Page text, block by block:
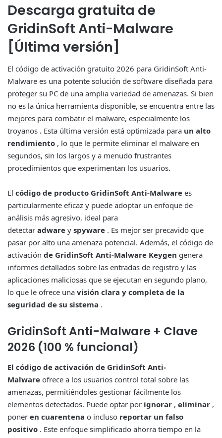
Descarga gratuita de
GridinSoft Anti-Malware
[Última versión]
El código de activación gratuito 2026 para GridinSoft Anti-
Malware es una potente solución de software diseñada para
proteger su PC de una amplia variedad de amenazas. Si bien
no es la única herramienta disponible, se encuentra entre las
mejores para combatir el malware, especialmente los
troyanos . Esta última versión está optimizada para un alto
rendimiento , lo que le permite eliminar el malware en
segundos, sin los largos y a menudo frustrantes
procedimientos que experimentan los usuarios.
El código de producto GridinSoft Anti-Malware es
particularmente eficaz y puede adoptar un enfoque de
análisis más agresivo, ideal para
detectar adware y spyware . Es mejor ser precavido que
pasar por alto una amenaza potencial. Además, el código de
activación de GridinSoft Anti-Malware Keygen genera
informes detallados sobre las entradas de registro y las
aplicaciones maliciosas que se ejecutan en segundo plano,
lo que le ofrece una visión clara y completa de la
seguridad de su sistema .
GridinSoft Anti-Malware + Clave
2026 (100 % funcional)
El código de activación de GridinSoft Anti-
Malware ofrece a los usuarios control total sobre las
amenazas, permitiéndoles gestionar fácilmente los
elementos detectados. Puede optar por ignorar , eliminar ,
poner en cuarentena o incluso reportar un falso
positivo . Este enfoque simplificado ahorra tiempo en la